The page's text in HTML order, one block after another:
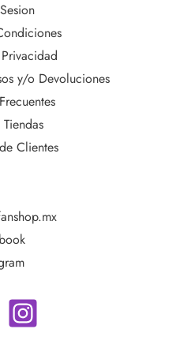
y/o Devoluciones
Clientes